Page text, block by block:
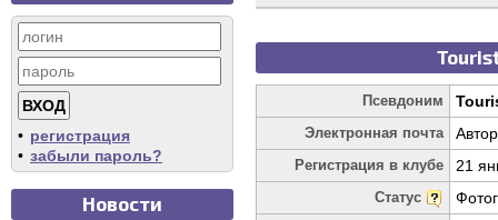
• регистрация
• забыли пароль?
Новости
Псевдоним
Электронная почта
Регистрация в клубе 21
Статус